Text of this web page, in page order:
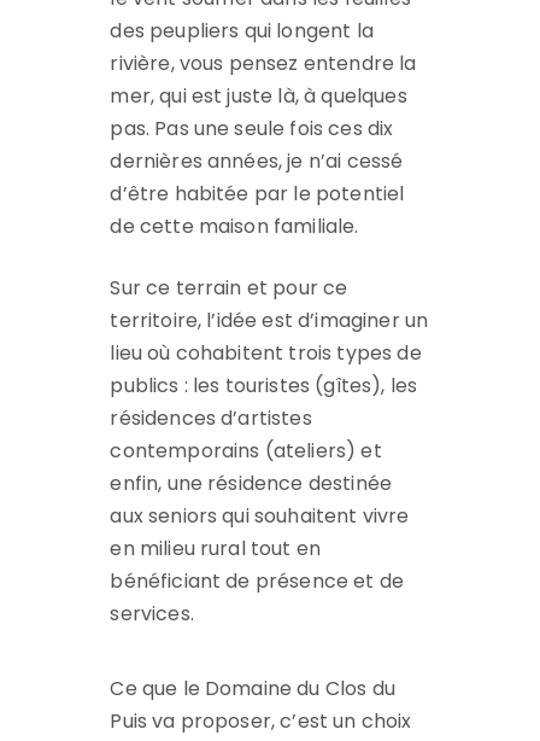
des peupliers qui longent la
rivière, vous pensez entendre la
mer, qui est juste là, à quelques
pas. Pas une seule fois ces dix
dernières années, je n’ai cessé
d’être habitée par le potentiel
de cette maison familiale.
Sur ce terrain et pour ce
territoire, l’idée est d’imaginer un
lieu où cohabitent trois types de
publics : les touristes (gîtes), les
résidences d’artistes
contemporains (ateliers) et
enfin, une résidence destinée
aux seniors qui souhaitent vivre
en milieu rural tout en
bénéficiant de présence et de
services.
Ce que le Domaine du Clos du
Puis va proposer, c’est un choix